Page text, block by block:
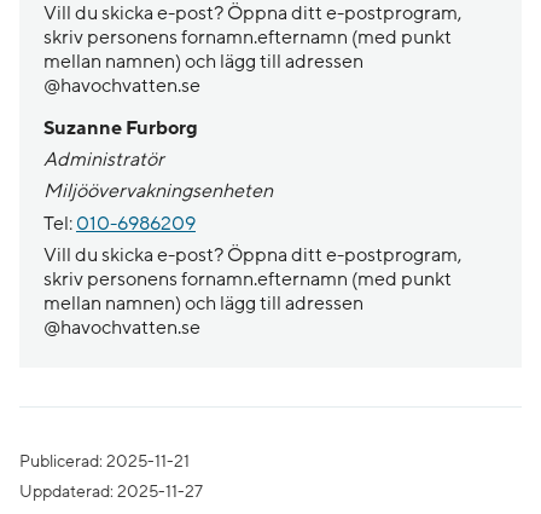
Vill du skicka e-post? Öppna ditt e-postprogram,
skriv personens fornamn.efternamn (med punkt
mellan namnen) och lägg till adressen
@havochvatten.se
Suzanne Furborg
Administratör
Miljöövervakningsenheten
Tel: 010-6986209
Vill du skicka e-post? Öppna ditt e-postprogram,
skriv personens fornamn.efternamn (med punkt
mellan namnen) och lägg till adressen
@havochvatten.se
Publicerad: 2025-11-21
Uppdaterad: 2025-11-27